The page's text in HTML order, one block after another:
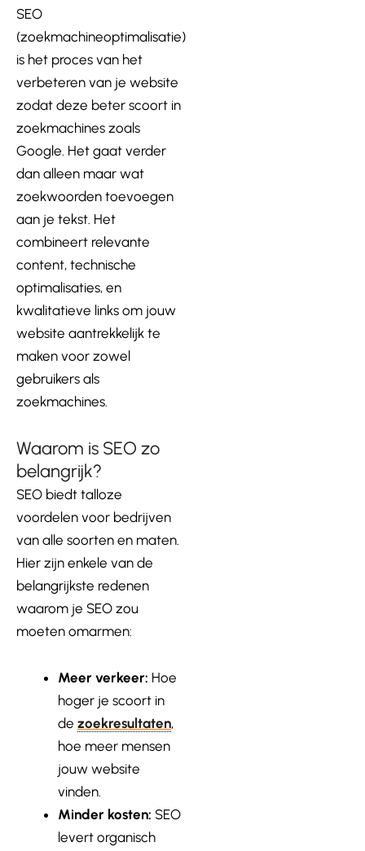
SEO
(zoekmachineoptimalisatie)
is het proces van het
verbeteren van je website
zodat deze beter scoort in
zoekmachines zoals
Google. Het gaat verder
dan alleen maar wat
zoekwoorden toevoegen
aan je tekst. Het
combineert relevante
content, technische
optimalisaties, en
kwalitatieve links om jouw
website aantrekkelijk te
maken voor zowel
gebruikers als
zoekmachines.
Waarom is SEO zo
belangrijk?
SEO biedt talloze
voordelen voor bedrijven
van alle soorten en maten.
Hier zijn enkele van de
belangrijkste redenen
waarom je SEO zou
moeten omarmen:
Meer verkeer: Hoe
hoger je scoort in
de zoekresultaten,
hoe meer mensen
jouw website
vinden.
Minder kosten: SEO
levert organisch